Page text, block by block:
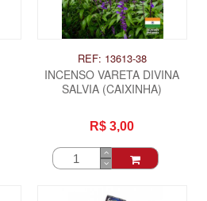
REF: 13613-38
INCENSO VARETA DIVINA
SALVIA (CAIXINHA)
R$ 3,00